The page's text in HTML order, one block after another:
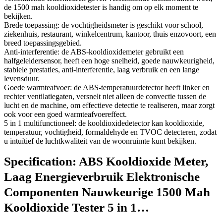
de 1500 mah kooldioxidetester is handig om op elk moment te
bekijken.
Brede toepassing: de vochtigheidsmeter is geschikt voor school,
ziekenhuis, restaurant, winkelcentrum, kantoor, thuis enzovoort, een
breed toepassingsgebied.
Anti-interferentie: de ABS-kooldioxidemeter gebruikt een
halfgeleidersensor, heeft een hoge snelheid, goede nauwkeurigheid,
stabiele prestaties, anti-interferentie, laag verbruik en een lange
levensduur.
Goede warmteafvoer: de ABS-temperatuurdetector heeft linker en
rechter ventilatiegaten, versnelt niet alleen de convectie tussen de
lucht en de machine, om effectieve detectie te realiseren, maar zorgt
ook voor een goed warmteafvoereffect.
5 in 1 multifunctioneel: de kooldioxidedetector kan kooldioxide,
temperatuur, vochtigheid, formaldehyde en TVOC detecteren, zodat
u intuïtief de luchtkwaliteit van de woonruimte kunt bekijken.
Specification: ABS Kooldioxide Meter,
Laag Energieverbruik Elektronische
Componenten Nauwkeurige 1500 Mah
Kooldioxide Tester 5 in 1…